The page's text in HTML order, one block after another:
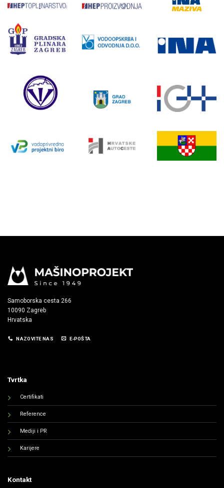
Samoborska cesta 266
10090 Zagreb
Hrvatska
NAZOVITE NAS E‑POŠTA
Tvrtka
Certifikati
Reference
Mediji i PR
Karijere
Kontakt